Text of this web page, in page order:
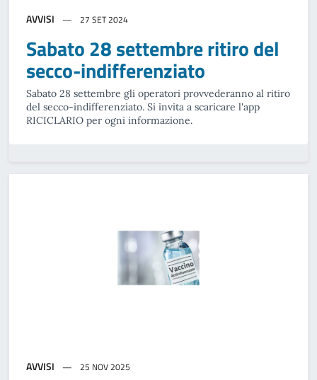
AVVISI 27 SET 2024
Sabato 28 settembre ritiro del
secco-indifferenziato
Sabato 28 settembre gli operatori provvederanno al ritiro
del secco-indifferenziato. Si invita a scaricare l'app
RICICLARIO per ogni informazione.
AVVISI 25 NOV 2025